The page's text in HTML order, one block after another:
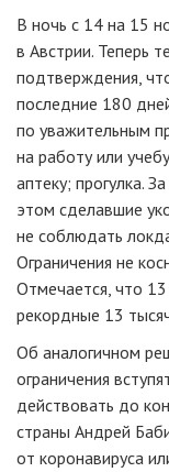
В ночь с 14 на 15
в Австрии. Теперь
подтверждения,
последние 180
по уважительным
на работу или
аптеку; прогулка.
этом сделавшие
не соблюдать
Ограничения не
Отмечается, что
рекордные 13
Об аналогичном
ограничения
действовать до
страны Андрей
от коронавируса